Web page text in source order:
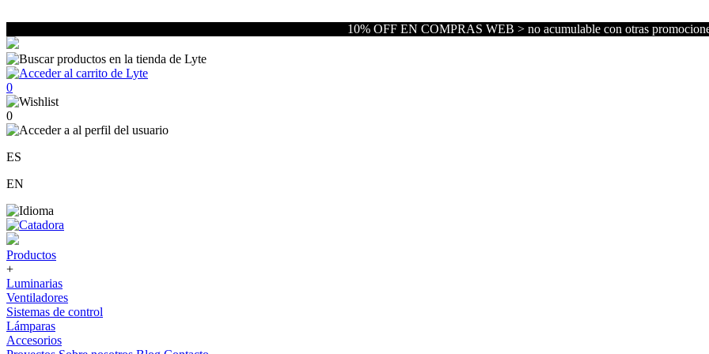
10% OFF EN COMPRAS WEB > no acumulable con otras
0
0
ES
EN
Productos
+
Luminarias
Ventiladores
Sistemas de control
Lámparas
Accesorios